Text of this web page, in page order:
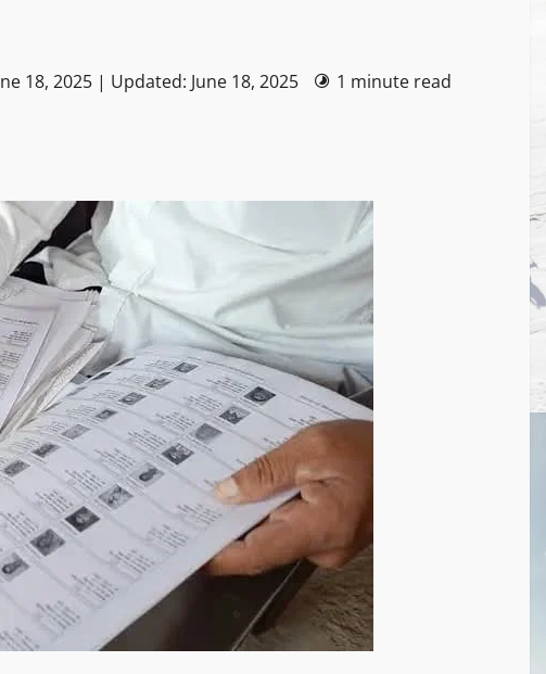
18, 2025 | Updated: June 18, 2025
1 minute read